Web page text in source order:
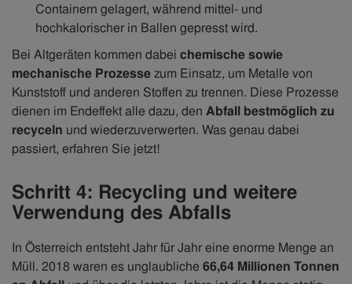
Containern gelagert, während mittel- und
hochkalorischer in Ballen gepresst wird.
Bei Altgeräten kommen dabei chemische sowie
mechanische Prozessezum Einsatz, um Metalle von
Kunststoff und anderen Stoffen zu trennen. Diese Prozesse
dienen im Endeffekt alle dazu, den Abfall bestmöglich zu
recyceln und wiederzuverwerten. Was genau dabei
passiert, erfahren Sie jetzt!
Schritt 4: Recycling und weitere
Verwendung des Abfalls
In Österreich entsteht Jahr für Jahr eine enorme Menge an
Müll. 2018 waren es unglaubliche 66,64 Millionen Tonnen